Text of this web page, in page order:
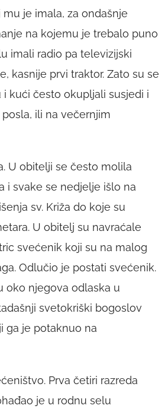
je imala, za ondašnje
na kojemu je trebalo puno
imali radio pa televizijski
kasnije prvi traktor. Zato su se
kući često okupljali susjedi i
ili na večernjim
U obitelji se često molila
i svake se nedjelje išlo na
sv. Križa do koje su
U obitelj su navraćale
svećenik koji su na malog
Odlučio je postati svećenik.
oko njegova odlaska u
svetokriški bogoslov
ga je potaknuo na
Prva četiri razreda
je u rodnu selu